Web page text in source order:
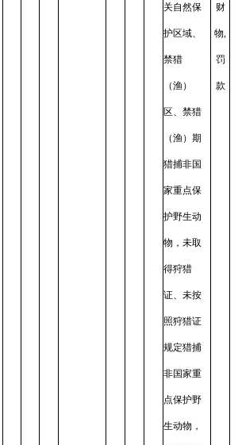
关自然保
护区域、
禁猎
（渔）
区、禁猎
（渔）期
猎捕非国
家重点保
护野生动
物，未取
得狩猎
证、未按
照狩猎证
规定猎捕
非国家重
点保护野
生动物，
财
物,
罚
款